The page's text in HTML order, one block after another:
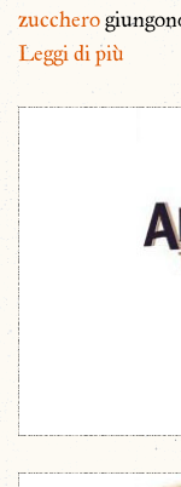
zucchero
Leggi di più